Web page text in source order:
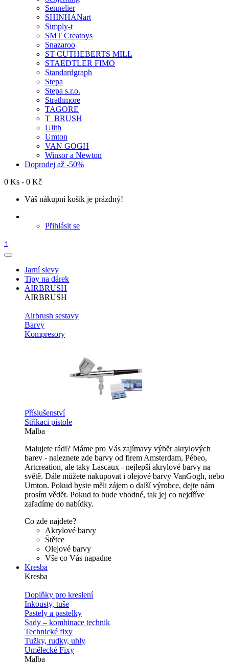
Sennelier
SHINHANart
Simply-t
SMT Creatoys
Snazaroo
ST CUTHEBERTS MILL
STAEDTLER FIMO
Standardgraph
Stepa
Stepa s.r.o.
Strathmore
TAGORE
T_BRUSH
Ulith
Umton
VAN GOGH
Winsor a Newton
Doprodej až -50%
0 Ks - 0 Kč
Váš nákupní košík je prázdný!
Přihlásit se
↑
Jarní slevy
Tipy na dárek
AIRBRUSH
AIRBRUSH
Airbrush sestavy
Barvy
Kompresory
Příslušenství
Stříkaci pistole
Malba
Malujete rádi? Máme pro Vás zajímavy výběr akrylových
barev - naleznete zde barvy od firem Amsterdam, Pébeo,
Artcreation, ale taky Lascaux - nejlepší akrylové barvy na
světě. Dále můžete nakupovat i olejové barvy VanGogh, nebo
Umton. Pokud byste měli zájem o další výrobce, dejte nám
prosím vědět. Pokud to bude vhodné, tak jej co nejdříve
zařadíme do nabídky.
Co zde najdete?
Akrylové barvy
Štětce
Olejové barvy
Vše co Vás napadne
Kresba
Kresba
Doplňky pro kreslení
Inkousty, tuše
Pastely a pastelky
Sady – kombinace technik
Technické fixy
Tužky, rudky, uhly
Umělecké Fixy
Malba